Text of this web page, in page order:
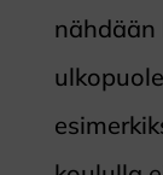
nähdään